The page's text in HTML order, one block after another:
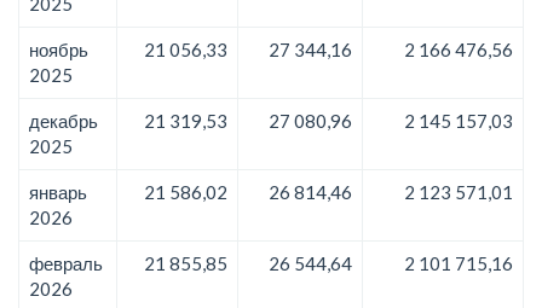
ноябрь
2025
21 056,33 27 344,16 2 166 476,56
декабрь
2025
21 319,53 27 080,96 2 145 157,03
январь
2026
21 586,02 26 814,46 2 123 571,01
февраль
2026
21 855,85 26 544,64 2 101 715,16